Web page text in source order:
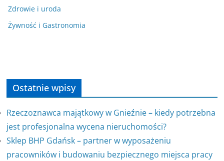
Zdrowie i uroda
Żywność i Gastronomia
Ostatnie wpisy
Rzeczoznawca majątkowy w Gnieźnie – kiedy potrzebna
jest profesjonalna wycena nieruchomości?
Sklep BHP Gdańsk – partner w wyposażeniu
pracowników i budowaniu bezpiecznego miejsca pracy